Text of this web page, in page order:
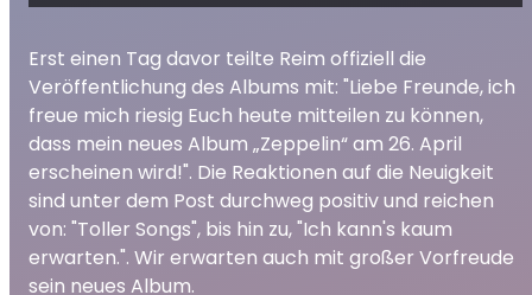
Erst einen Tag davor teilte Reim offiziell die
Veröffentlichung des Albums mit: "Liebe Freunde, ich
freue mich riesig Euch heute mitteilen zu können,
dass mein neues Album „Zeppelin“ am 26. April
erscheinen wird!". Die Reaktionen auf die Neuigkeit
sind unter dem Post durchweg positiv und reichen
von: "Toller Songs", bis hin zu, "Ich kann's kaum
erwarten.". Wir erwarten auch mit großer Vorfreude
sein neues Album.